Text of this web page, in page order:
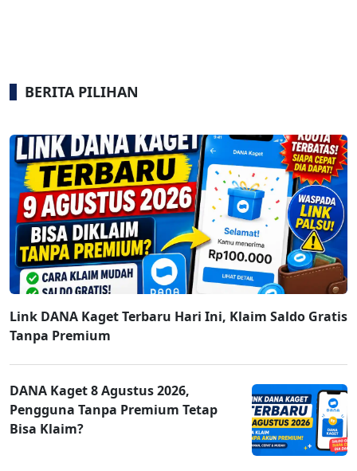
BERITA PILIHAN
Link DANA Kaget Terbaru Hari Ini, Klaim Saldo Gratis
Tanpa Premium
DANA Kaget 8 Agustus 2026,
Pengguna Tanpa Premium Tetap
Bisa Klaim?